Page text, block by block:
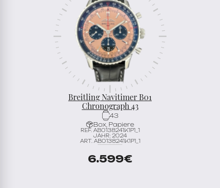
Breitling Navitimer B01
Chronograph 43
43
Box, Papiere
REF. AB0138241K1P1_1
JAHR: 2024
ART. AB0138241K1P1_1
6.599€